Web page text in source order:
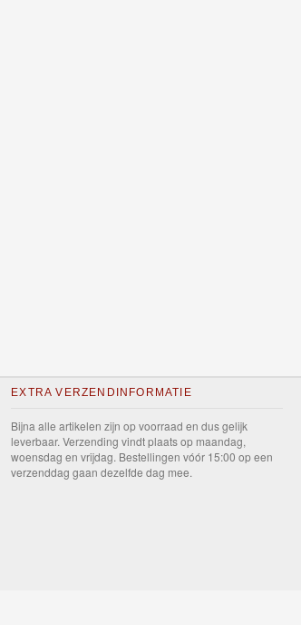
EXTRA VERZENDINFORMATIE
Bijna alle artikelen zijn op voorraad en dus gelijk
leverbaar. Verzending vindt plaats op maandag,
woensdag en vrijdag. Bestellingen vóór 15:00 op een
verzenddag gaan dezelfde dag mee.